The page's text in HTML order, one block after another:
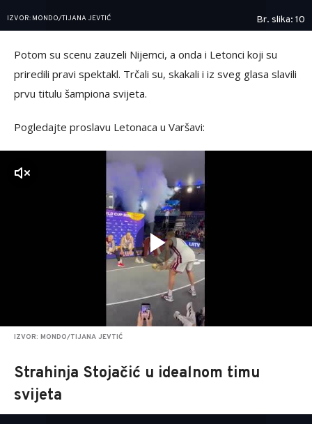
IZVOR: MONDO/TIJANA JEVTIĆ Br. slika: 10
Potom su scenu zauzeli Nijemci, a onda i Letonci koji su
priredili pravi spektakl. Trčali su, skakali i iz sveg glasa slavili
prvu titulu šampiona svijeta.
Pogledajte proslavu Letonaca u Varšavi:
IZVOR: MONDO/TIJANA JEVTIĆ
Strahinja Stojačić u idealnom timu
svijeta